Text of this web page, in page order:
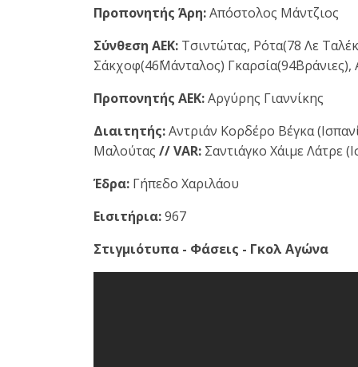
Προπονητής Άρη:Απόστολος Μάντζιος
Σύνθεση ΑΕΚ: Τσιντώτας, Ρότα(78 Λε
Σάκχοφ(46΄Μάνταλος)
Προπονητής ΑΕΚ:Αργύρης Γιαννίκης
Διαιτητής:Αντριάν Κορδέρο Βέγκα
Μαλούτας // VAR: Σαντιάγκο Χάιμε Λάτρε
Έδρα: Γήπεδο Χαριλάου
Εισιτήρια:967
Στιγμιότυπα - Φάσεις - Γκολ Αγώνα